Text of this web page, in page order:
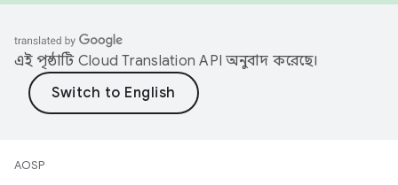
এই পৃষ্ঠাটি Cloud Translation API অনুবাদ করেছে।
AOSP